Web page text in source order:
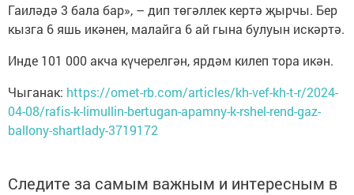
Гаиләдә 3 бала бар», – дип төгәллек кертә җырчы. Бер
кызга 6 яшь икәнен, малайга 6 ай гына булуын искәртә.
Инде 101 000 акча күчерелгән, ярдәм килеп тора икән.
Чыганак: https://omet-rb.com/articles/kh-vef-kh-t-r/2024-
04-08/rafis-k-limullin-bertugan-apamny-k-rshel-rend-gaz-
ballony-shartlady-3719172
Следите за самым важным и интересным в